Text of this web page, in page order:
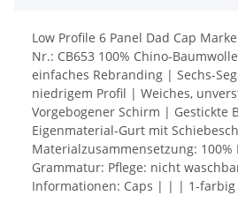
Low Profile 6 Panel Dad Cap
Nr.: CB653 100% Chino-
einfaches Rebranding | Sechs-
niedrigem Profil | Weiches,
Vorgebogener Schirm | Gestickte
Eigenmaterial-Gurt mit
Materialzusammensetzung: 100%
Grammatur: Pflege: nicht
Informationen: Caps | | | 1-